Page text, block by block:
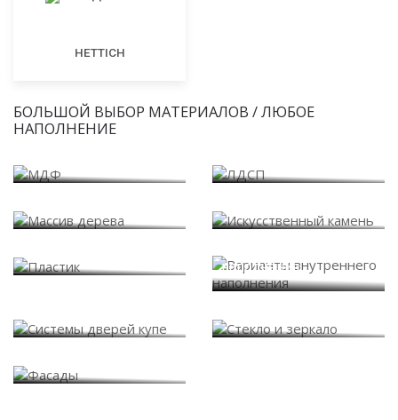
HETTICH
БОЛЬШОЙ ВЫБОР МАТЕРИАЛОВ / ЛЮБОЕ
НАПОЛНЕНИЕ
наполнения